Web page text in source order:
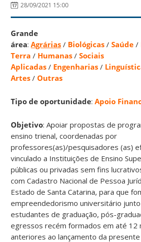
28/09/2021 15:00
Grande
área:Agrárias / Biológicas /Saúde /
Terra / Humanas /Sociais
Aplicadas / Engenharias /
Artes /Outras
Tipo de oportunidade:Apoio
Objetivo: Apoiar propostas de
ensino trienal, coordenadas por
professores(as)/pesquisadores (as)
vinculado a Instituições de Ensino
públicas ou privadas sem fins
com Cadastro Nacional de Pessoa
Estado de Santa Catarina, para que
empreendedorismo universitário
estudantes de graduação, pós-
egressos recém formados em até 12
anteriores ao lançamento da presente